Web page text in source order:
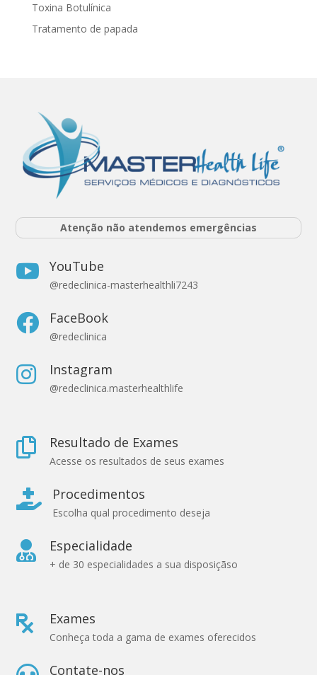
Toxina Botulínica
Tratamento de papada
Atenção não atendemos emergências
 YouTube
@redeclinica-masterhealthli7243
 FaceBook
@redeclinica
 Instagram
@redeclinica.masterhealthlife
 Resultado de Exames
Acesse os resultados de seus exames
 Procedimentos
Escolha qual procedimento deseja
 Especialidade
+ de 30 especialidades a sua disposiçãso
 Exames
Conheça toda a gama de exames oferecidos
Contate-nos